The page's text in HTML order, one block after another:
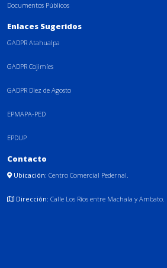
Documentos Públicos
Enlaces Sugeridos
GADPR Atahualpa
GADPR Cojimíes
GADPR Diez de Agosto
EPMAPA-PED
EPDUP
Contacto
Ubicación: Centro Comercial Pedernal.
Dirección: Calle Los Ríos entre Machala y Ambato.